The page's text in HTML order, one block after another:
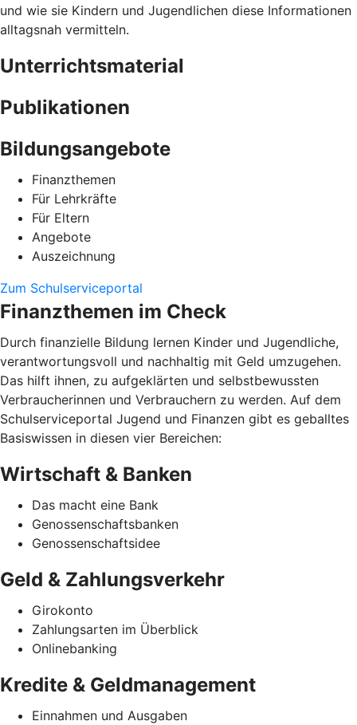
und wie sie Kindern und Jugendlichen diese Informationen
alltagsnah vermitteln.
Unterrichtsmaterial
Publikationen
Bildungsangebote
Finanzthemen
Für Lehrkräfte
Für Eltern
Angebote
Auszeichnung
Zum Schulserviceportal
Finanzthemen im Check
Durch finanzielle Bildung lernen Kinder und Jugendliche,
verantwortungsvoll und nachhaltig mit Geld umzugehen.
Das hilft ihnen, zu aufgeklärten und selbstbewussten
Verbraucherinnen und Verbrauchern zu werden. Auf dem
Schulserviceportal Jugend und Finanzen gibt es geballtes
Basiswissen in diesen vier Bereichen:
Wirtschaft & Banken
Das macht eine Bank
Genossenschaftsbanken
Genossenschaftsidee
Geld & Zahlungsverkehr
Girokonto
Zahlungsarten im Überblick
Onlinebanking
Kredite & Geldmanagement
Einnahmen und Ausgaben